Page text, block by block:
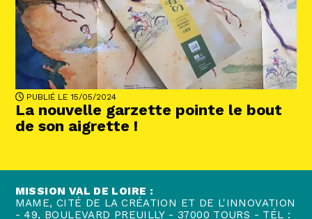
PUBLIÉ LE 15/05/2024
La nouvelle garzette pointe le bout
de son aigrette !
MISSION VAL DE LOIRE :
MAME, CITÉ DE LA CRÉATION ET DE L'INNOVATION
- 49, BOULEVARD PREUILLY - 37000 TOURS - TÉL :